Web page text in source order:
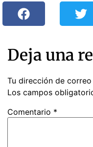
Deja una
Tu dirección de
Los campos
Comentario *